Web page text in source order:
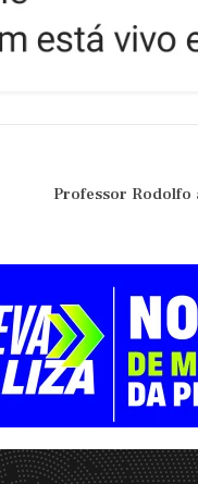
Professor Rodolfo